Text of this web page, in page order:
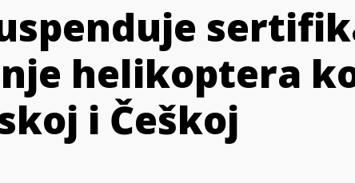
helikoptera
i Češkoj